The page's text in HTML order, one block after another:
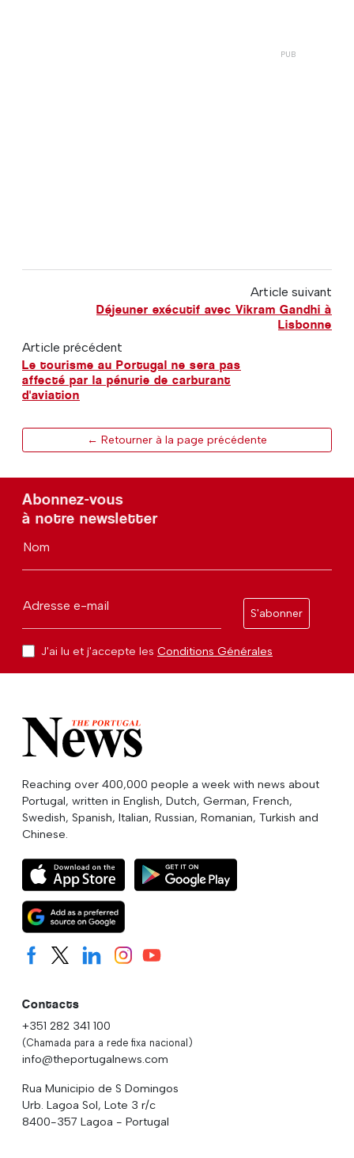
Article suivant
Déjeuner exécutif avec Vikram Gandhi à
Lisbonne
Article précédent
Le tourisme au Portugal ne sera pas
affecté par la pénurie de carburant
d'aviation
← Retourner à la page précédente
Abonnez-vous
à notre newsletter
Nom
Adresse e-mail
S'abonner
J'ai lu et j'accepte les Conditions Générales
Reaching over 400,000 people a week with news about
Portugal, written in English, Dutch, German, French,
Swedish, Spanish, Italian, Russian, Romanian, Turkish and
Chinese.
Contacts
+351 282 341 100
(Chamada para a rede fixa nacional)
info@theportugalnews.com
Rua Municipio de S Domingos
Urb. Lagoa Sol, Lote 3 r/c
8400-357 Lagoa - Portugal